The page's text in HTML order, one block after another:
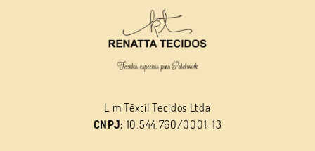
L m Têxtil Tecidos Ltda
CNPJ: 10.544.760/0001-13